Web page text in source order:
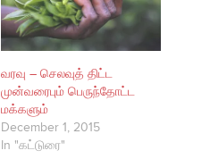
வரவு – செலவுத் திட்ட
முன்வரைபும் பெருந்தோட்ட
மக்களும்
December 1, 2015
In "கட்டுரை"